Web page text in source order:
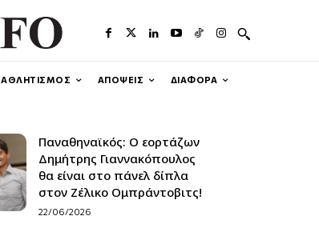
ΑΘΛΗΤΙΣΜΟΣ ΑΠΟΨΕΙΣ ΔΙΑΦΟΡΑ
Παναθηναϊκός: Ο εορτάζων
Δημήτρης Γιαννακόπουλος
θα είναι στο πάνελ δίπλα
στον Ζέλικο Ομπράντοβιτς!
22/06/2026